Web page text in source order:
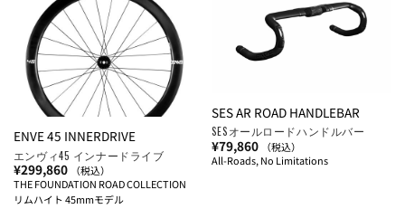
ENVE 45 INNERDRIVE
エンヴィ45 インナードライブ
¥299,860
（税込）
THE FOUNDATION ROAD COLLECTION
リムハイト 45mmモデル
SES AR ROAD HANDLEBAR
SESオールロードハンドルバー
¥79,860
（税込）
All-Roads, No Limitations